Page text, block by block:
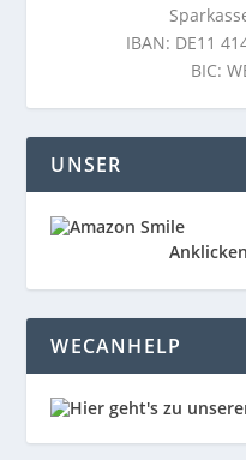
IBAN: DE11
BIC:
UNSER
WECANHELP